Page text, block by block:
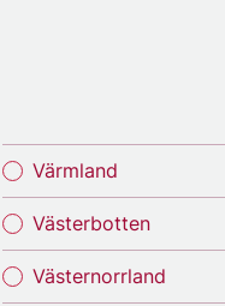
Värmland
Västerbotten
Västernorrland